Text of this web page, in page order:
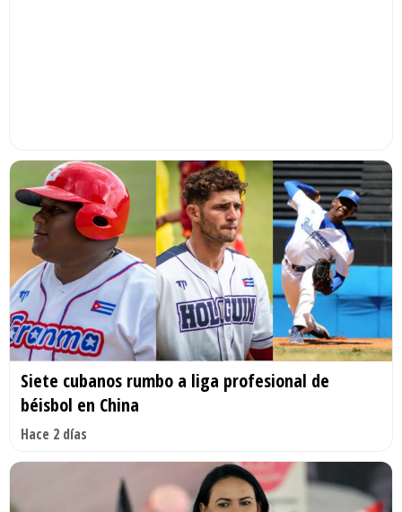
Siete cubanos rumbo a liga profesional de
béisbol en China
Hace 2 días